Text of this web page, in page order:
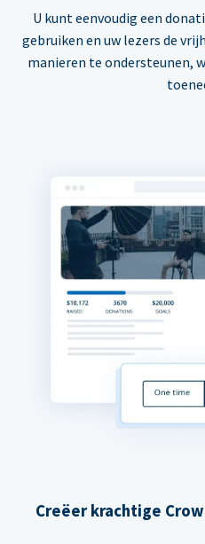
U kunt eenvoudig een
gebruiken en uw lezers de
manieren te ondersteunen,
Creëer krachtige